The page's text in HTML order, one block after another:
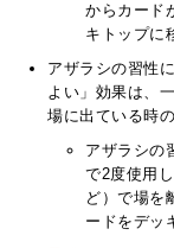
からカード
キトップに
アザラシの習性
よい」効果は、
場に出ている時
アザラシの
で2度使用
ど）で場を
ードをデッ